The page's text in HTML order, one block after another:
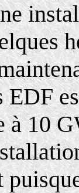
à 10